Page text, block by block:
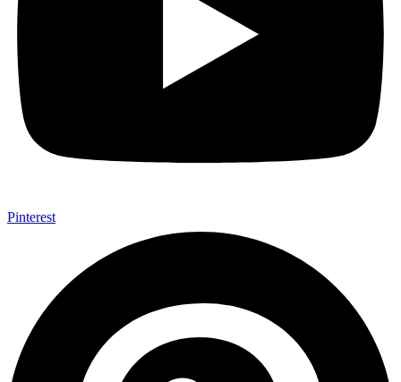
Pinterest